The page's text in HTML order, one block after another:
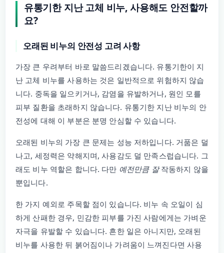
유통기한 지난 고체 비누, 사용해도 안전할까
요?
오래된 비누의 안전성 고려 사항
가장 큰 우려부터 바로 말씀드리겠습니다. 유통기한이 지
난 고체 비누를 사용하는 것은 일반적으로 위험하지 않습
니다. 중독을 일으키거나, 감염을 유발하거나, 원인 모를
피부 질환을 초래하지 않습니다. 유통기한 지난 비누의 안
전성에 대해 이 부분은 분명 안심할 수 있습니다.
오래된 비누의 가장 큰 문제는 성능 저하입니다. 거품은 덜
나고, 세정력은 약해지며, 사용감도 덜 만족스럽습니다. 그
래도 비누 역할은 합니다. 다만 예전만큼 잘작동하지 않을
뿐입니다.
한 가지 예외로 주목할 점이 있습니다. 비누 속 오일이 심
하게 산패한 경우, 민감한 피부를 가진 사람에게는 가벼운
자극을 유발할 수 있습니다. 흔한 일은 아니지만, 오래된
비누를 사용한 뒤 붉어짐이나 가려움이 느껴진다면 사용